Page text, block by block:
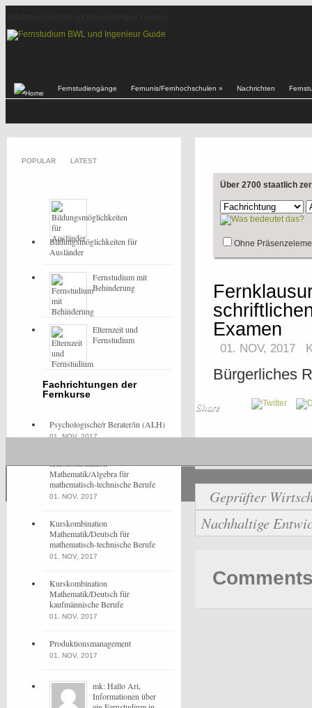
Fernstudiengänge Fernunis/Fernhochschulen » Nachrichten
Über 2700 staatlich
Ohne
Examen
01. NOV, 2017
Bürgerliches
Share
Geprüfter
Nachhaltige
POPULAR LATEST
Bildungsmöglichkeiten für
Ausländer
Fernstudium mit
Behinderung
Elternzeit und
Fernstudium
Fachrichtungen der
Fernkurse
Psychologische/r Berater/in (ALH)
01. NOV, 2017
Kurskombination
Mathematik/Algebra für
mathematisch-technische Berufe
01. NOV, 2017
Kurskombination
Mathematik/Deutsch für
mathematisch-technische Berufe
01. NOV, 2017
Kurskombination
Mathematik/Deutsch für
kaufmännische Berufe
01. NOV, 2017
Produktionsmanagement
01. NOV, 2017
mk: Hallo Ari,
Informationen über